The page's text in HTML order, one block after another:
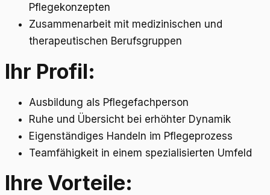
Pflegekonzepten
Zusammenarbeit mit medizinischen und
therapeutischen Berufsgruppen
Ihr Profil:
Ausbildung als Pflegefachperson
Ruhe und Übersicht bei erhöhter Dynamik
Eigenständiges Handeln im Pflegeprozess
Teamfähigkeit in einem spezialisierten Umfeld
Ihre Vorteile: